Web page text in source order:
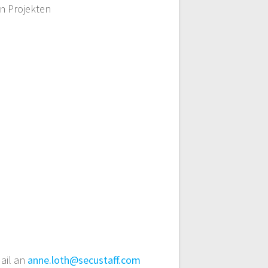
Projekten
an anne.loth@secustaff.com